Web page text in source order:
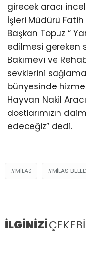
girecek aracı
İşleri Müdürü
Başkan Topuz “
edilmesi gereken
Bakımevi ve
sevklerini
bünyesinde
Hayvan Nakil
dostlarımızın
edeceğiz” dedi.
MILAS MILAS
İLGİNİZİ